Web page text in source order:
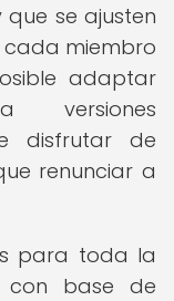
se ajusten
cada miembro
adaptar
versiones
disfrutar de
renunciar a
para toda la
con base de